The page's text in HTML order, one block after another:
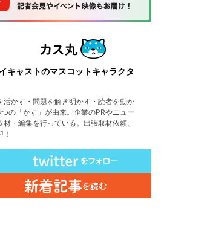
キャストのマスコットキャラクタ
活かす・問題を解き明かす・読者を動か
の「かす」が由来。企業のPRやニュー
材・編集を行っている。出張取材依頼、
！